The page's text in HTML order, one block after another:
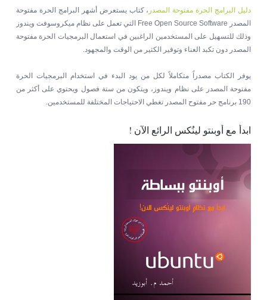
دليل البرامج الحرة مفتوحة المصدر ، كتاب يستعرض أشهر البرامج الحرة مفتوحة
المصدر Free Open Source Software التي تعمل على نظام ميكروسوفت ويندوز
وذلك للتسهيل على المستخدمين الراغبين في استعمال البرمجيات الحرة مفتوحة
المصدر دون تكبد العناء وتوفير الكثير من الوقت والمجهود.
يوفر الكتاب مصدراً متكاملاً لكل من يود البدء في استخدام البرمجيات الحرة
مفتوحة المصدر على نظام ويندوز، ويتكون من ستة فصول ويحتوي على أكثر من
190 برنامج حر مفتوح المصدر تغطي الاحتياجات المختلفة للمستخدمين.
ابدأ مع أوبنتو لينُكس الرائع الآن !